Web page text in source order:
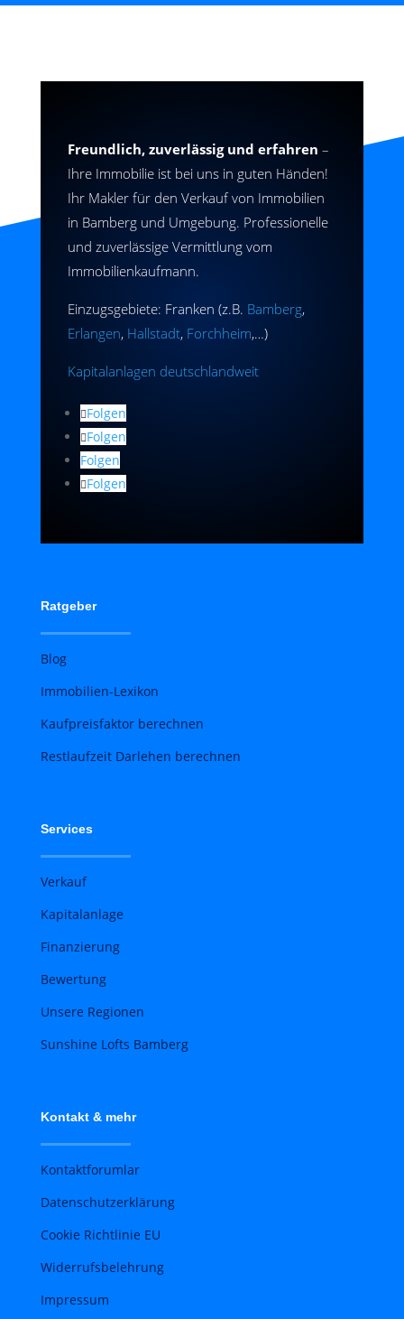
Freundlich, zuverlässig und erfahren –
Ihre Immobilie ist bei uns in guten Händen!
Ihr Makler für den Verkauf von Immobilien
in Bamberg und Umgebung. Professionelle
und zuverlässige Vermittlung vom
Immobilienkaufmann.
Einzugsgebiete: Franken (z.B. Bamberg,
Erlangen, Hallstadt, Forchheim,…)
Kapitalanlagen deutschlandweit
Folgen
Folgen
Folgen
Folgen
Ratgeber
Blog
Immobilien-Lexikon
Kaufpreisfaktor berechnen
Restlaufzeit Darlehen berechnen
Services
Verkauf
Kapitalanlage
Finanzierung
Bewertung
Unsere Regionen
Sunshine Lofts Bamberg
Kontakt & mehr
Kontaktforumlar
Datenschutzerklärung
Cookie Richtlinie EU
Widerrufsbelehrung
Impressum